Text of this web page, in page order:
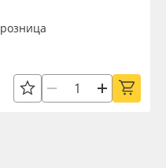
розница